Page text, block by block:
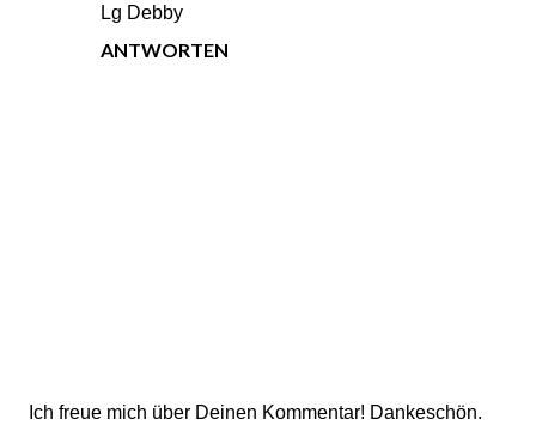
Lg Debby
ANTWORTEN
K
Ich freue mich über Deinen Kommentar! Dankeschön.